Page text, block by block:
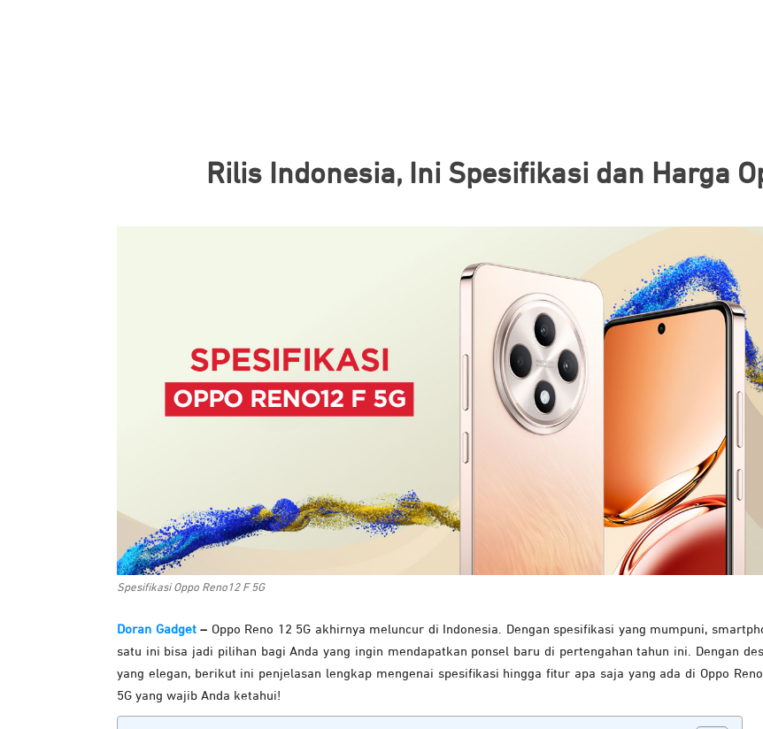
Rilis Indonesia, Ini Spesifikasi dan Harga
Spesifikasi Oppo Reno12 F 5G
Doran Gadget– Oppo Reno 12 5G akhirnya meluncur di Indonesia. Dengan spesifikasi yang mumpuni,
satu ini bisa jadi pilihan bagi Anda yang ingin mendapatkan ponsel baru di pertengahan tahun ini. Dengan
yang elegan, berikut ini penjelasan lengkap mengenai spesifikasi hingga fitur apa saja yang ada di Oppo
5G yang wajib Anda ketahui!